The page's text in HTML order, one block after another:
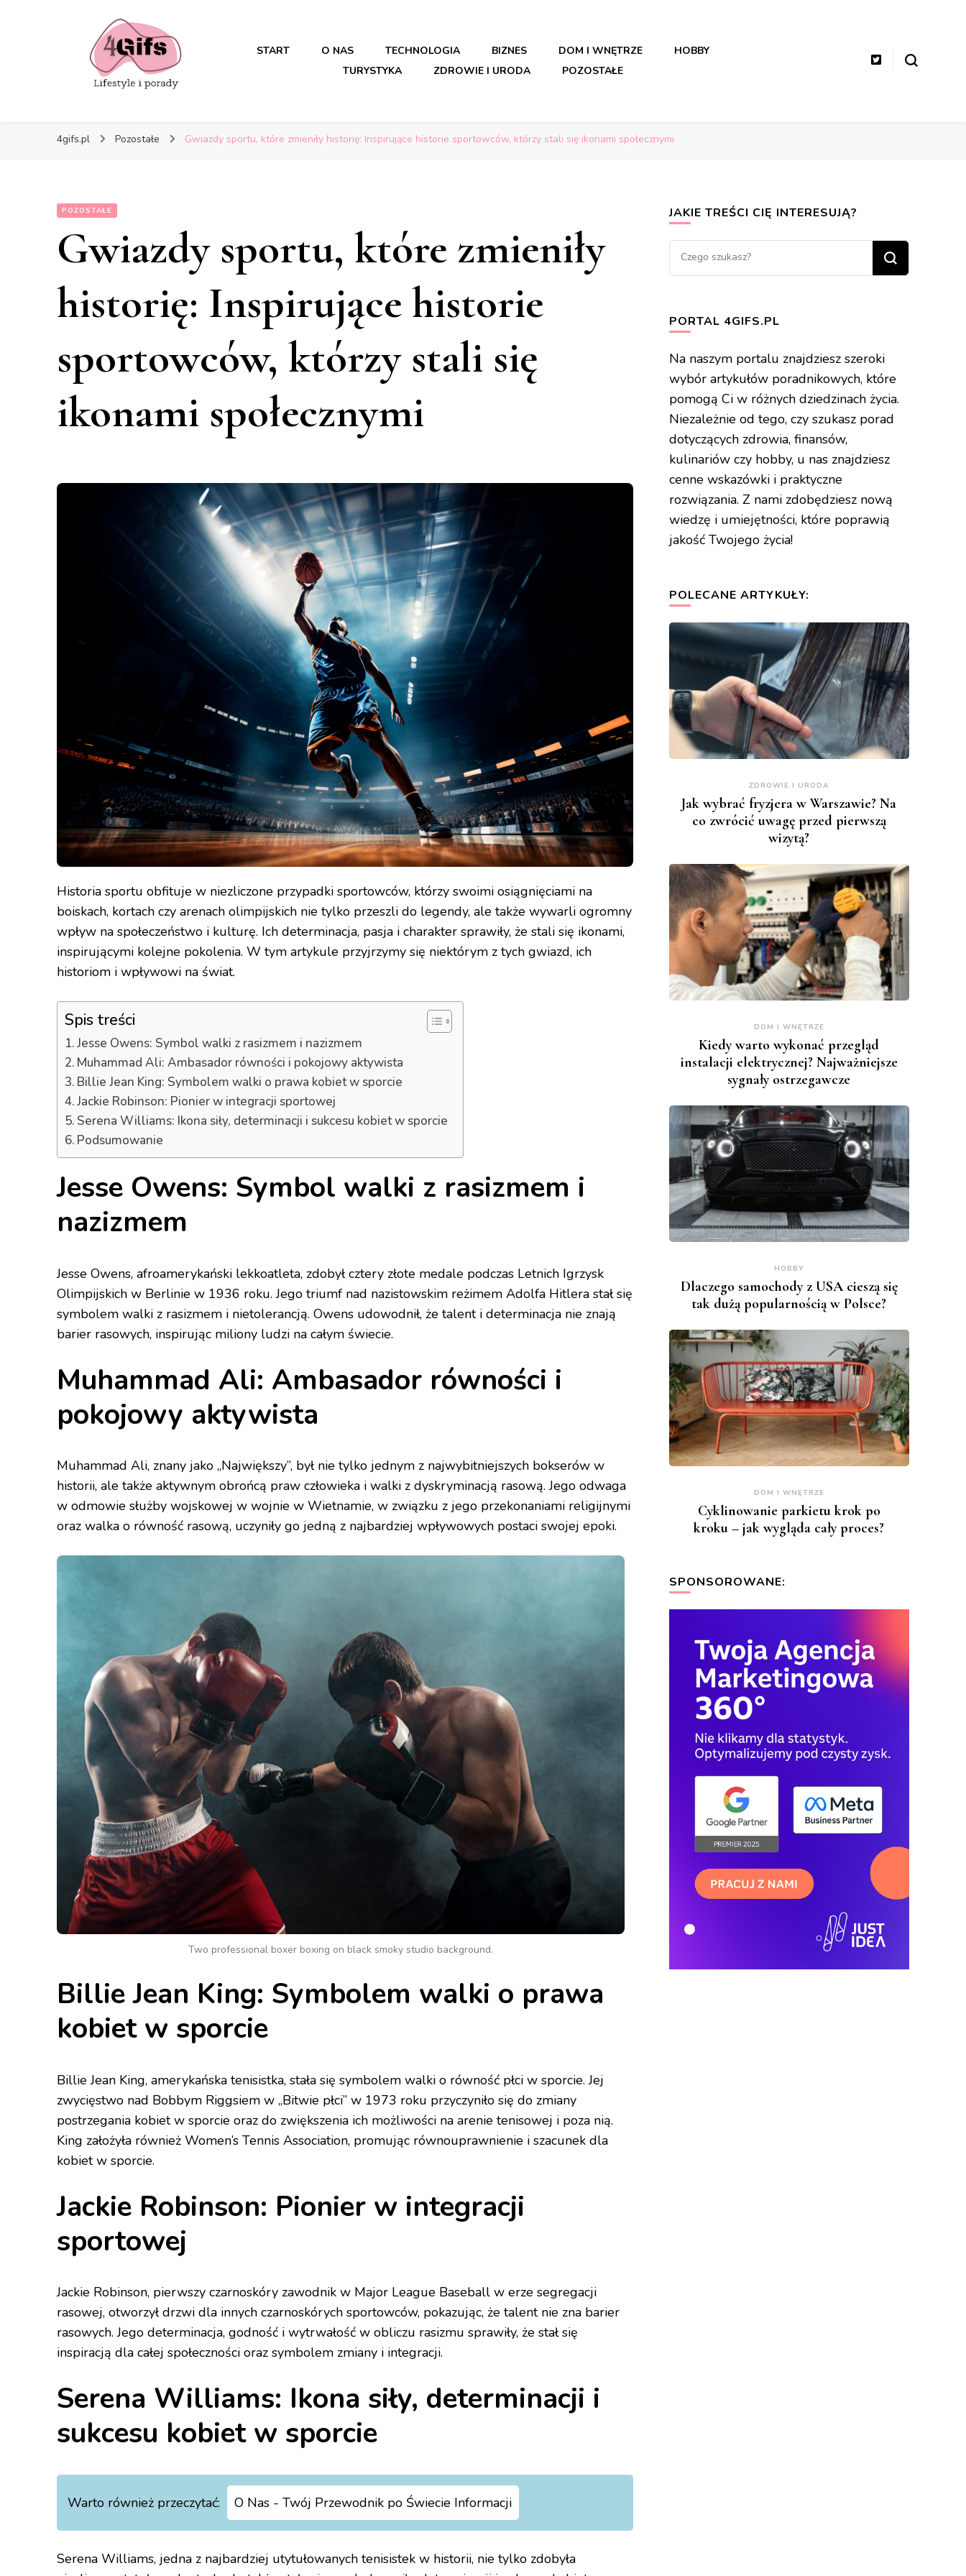
START O NAS TECHNOLOGIA BIZNES DOM I WNĘTRZE
HOBBY
TURYSTYKA
ZDROWIE I URODA POZOSTAŁE
4gifs.pl Pozostałe Gwiazdy sportu, które zmieniły historię: Inspirujące historie sportowców, którzy stali się ikonami społecznymi
POZOSTAŁE
Gwiazdy sportu, które zmieniły
historię: Inspirujące historie
sportowców, którzy stali się
ikonami społecznymi
Historia sportu obfituje w niezliczone przypadki sportowców, którzy swoimi osiągnięciami na
boiskach, kortach czy arenach olimpijskich nie tylko przeszli do legendy, ale także wywarli ogromny
wpływ na społeczeństwo i kulturę. Ich determinacja, pasja i charakter sprawiły, że stali się ikonami,
inspirującymi kolejne pokolenia. W tym artykule przyjrzymy się niektórym z tych gwiazd, ich
historiom i wpływowi na świat.
Spis treści
Jesse Owens: Symbol walki z rasizmem i nazizmem
Muhammad Ali: Ambasador równości i pokojowy aktywista
Billie Jean King: Symbolem walki o prawa kobiet w sporcie
Jackie Robinson: Pionier w integracji sportowej
Serena Williams: Ikona siły, determinacji i sukcesu kobiet w sporcie
Podsumowanie
Jesse Owens: Symbol walki z rasizmem i
nazizmem
Jesse Owens, afroamerykański lekkoatleta, zdobył cztery złote medale podczas Letnich Igrzysk
Olimpijskich w Berlinie w 1936 roku. Jego triumf nad nazistowskim reżimem Adolfa Hitlera stał się
symbolem walki z rasizmem i nietolerancją. Owens udowodnił, że talent i determinacja nie znają
barier rasowych, inspirując miliony ludzi na całym świecie.
Muhammad Ali: Ambasador równości i
pokojowy aktywista
Muhammad Ali, znany jako „Największy”, był nie tylko jednym z najwybitniejszych bokserów w
historii, ale także aktywnym obrońcą praw człowieka i walki z dyskryminacją rasową. Jego odwaga
w odmowie służby wojskowej w wojnie w Wietnamie, w związku z jego przekonaniami religijnymi
oraz walka o równość rasową, uczyniły go jedną z najbardziej wpływowych postaci swojej epoki.
Two professional boxer boxing on black smoky studio background.
Billie Jean King: Symbolem walki o prawa
kobiet w sporcie
Billie Jean King, amerykańska tenisistka, stała się symbolem walki o równość płci w sporcie. Jej
zwycięstwo nad Bobbym Riggsiem w „Bitwie płci” w 1973 roku przyczyniło się do zmiany
postrzegania kobiet w sporcie oraz do zwiększenia ich możliwości na arenie tenisowej i poza nią.
King założyła również Women’s Tennis Association, promując równouprawnienie i szacunek dla
kobiet w sporcie.
Jackie Robinson: Pionier w integracji
sportowej
Jackie Robinson, pierwszy czarnoskóry zawodnik w Major League Baseball w erze segregacji
rasowej, otworzył drzwi dla innych czarnoskórych sportowców, pokazując, że talent nie zna barier
rasowych. Jego determinacja, godność i wytrwałość w obliczu rasizmu sprawiły, że stał się
inspiracją dla całej społeczności oraz symbolem zmiany i integracji.
Serena Williams: Ikona siły, determinacji i
sukcesu kobiet w sporcie
Warto również przeczytać: O Nas - Twój Przewodnik po Świecie Informacji
Serena Williams, jedna z najbardziej utytułowanych tenisistek w historii, nie tylko zdobyła
JAKIE TREŚCI CIĘ INTERESUJĄ?
Szukasz
czegoś?
PORTAL 4GIFS.PL
Na naszym portalu znajdziesz szeroki
wybór artykułów poradnikowych, które
pomogą Ci w różnych dziedzinach życia.
Niezależnie od tego, czy szukasz porad
dotyczących zdrowia, finansów,
kulinariów czy hobby, u nas znajdziesz
cenne wskazówki i praktyczne
rozwiązania. Z nami zdobędziesz nową
wiedzę i umiejętności, które poprawią
jakość Twojego życia!
POLECANE ARTYKUŁY:
ZDROWIE I URODA
Jak wybrać fryzjera w Warszawie? Na
co zwrócić uwagę przed pierwszą
wizytą?
DOM I WNĘTRZE
Kiedy warto wykonać przegląd
instalacji elektrycznej? Najważniejsze
sygnały ostrzegawcze
HOBBY
Dlaczego samochody z USA cieszą się
tak dużą popularnością w Polsce?
DOM I WNĘTRZE
Cyklinowanie parkietu krok po
kroku – jak wygląda cały proces?
SPONSOROWANE: